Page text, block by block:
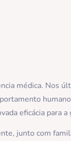
médica. Nos
eficácia para
junto com